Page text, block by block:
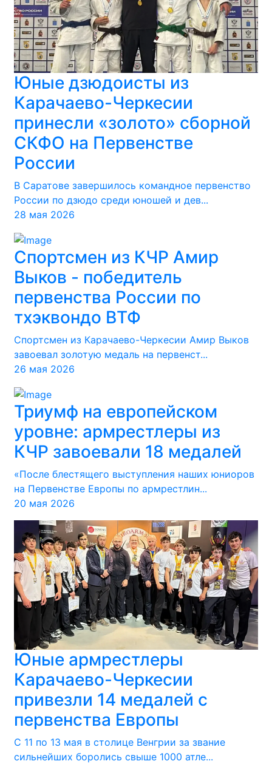
Юные дзюдоисты из
Карачаево-Черкесии
принесли «золото» сборной
СКФО на Первенстве
России
В Саратове завершилось командное первенство
России по дзюдо среди юношей и дев...
28 мая 2026
Спортсмен из КЧР Амир
Выков - победитель
первенства России по
тхэквондо ВТФ
Спортсмен из Карачаево-Черкесии Амир Выков
завоевал золотую медаль на первенст...
26 мая 2026
Триумф на европейском
уровне: армрестлеры из
КЧР завоевали 18 медалей
«После блестящего выступления наших юниоров
на Первенстве Европы по армрестлин...
20 мая 2026
Юные армрестлеры
Карачаево-Черкесии
привезли 14 медалей с
первенства Европы
С 11 по 13 мая в столице Венгрии за звание
сильнейших боролись свыше 1000 атле...